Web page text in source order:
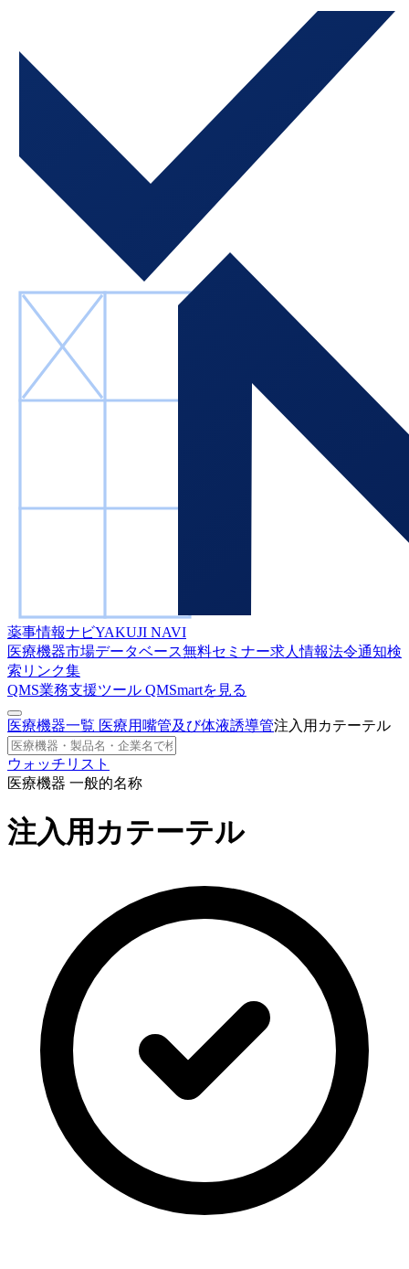
薬事情報ナビYAKUJI NAVI
医療機器市場データベース無料セミナー求人情報法令通知検
索 リンク集
QMS業務支援ツール QMSmartを見る
医療機器一覧 医療用嘴管及び体液誘導管注入用カテーテル
ウォッチリスト
医療機器 一般的名称
注入用カテーテル